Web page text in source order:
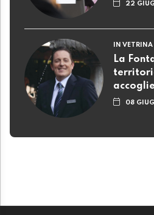
22
IN VETRINA
La
08